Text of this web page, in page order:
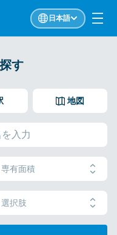
日本語
す
地図
専有面積
選択肢